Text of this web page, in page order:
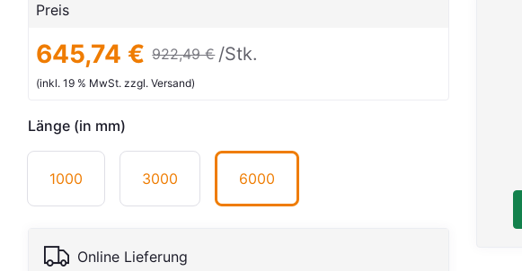
Preis
645,74 € 922,49 € /Stk.
(inkl. 19 % MwSt. zzgl. Versand)
Länge (in mm)
1000 3000 6000
Online Lieferung